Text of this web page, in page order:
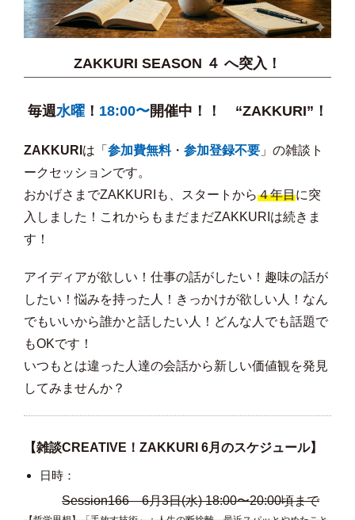
ZAKKURI SEASON ４ へ突入！
毎週水曜！ 18:00〜開催中！！ “ZAKKURI”！
ZAKKURI は「 参加費無料・ 参加登録不要 」の雑談ト
ークセッションです。
おかげさまでZAKKURIも、スタートから４年目に突
入しました！ これからもまだまだZAKKURIは続きま
す！
アイディアが欲しい！仕事の話がしたい！趣味の話が
したい！悩みを持った人！きっかけが欲しい人！なん
でもいいから誰かと話したい人！どんな人でも話題で
もOKです！
いつもとは違った人達の会話から新しい価値観を発見
してみませんか？
【雑談CREATIVE！ZAKKURI 6月のスケジュール】
日時：
Session166 6月3日(水) 18:00〜20:00頃まで